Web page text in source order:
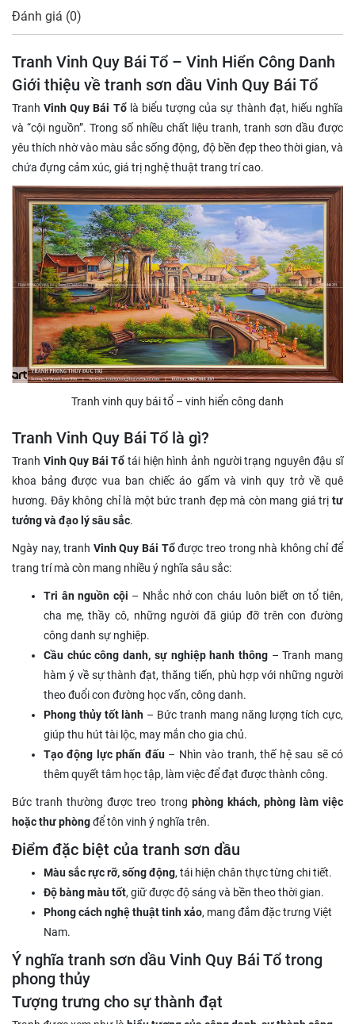
Đánh giá (0)
Tranh Vinh Quy Bái Tổ – Vinh Hiển Công Danh
Giới thiệu về tranh sơn dầu Vinh Quy Bái Tổ
TranhVinh Quy Bái Tổlà biểu tượng của sự thành đạt, hiếu nghĩa
và “cội nguồn”. Trong số nhiều chất liệu tranh, tranh sơn dầu được
yêu thích nhờ vào màu sắc sống động, độ bền đẹp theo thời gian, và
chứa đựng cảm xúc, giá trị nghệ thuật trang trí cao.
Tranh vinh quy bái tổ – vinh hiển công danh
Tranh Vinh Quy Bái Tổ là gì?
Tranh Vinh Quy Bái Tổ tái hiện hình ảnh người trạng nguyên đậu sĩ
khoa bảng được vua ban chiếc áo gấm và vinh quy trở về quê
hương. Đây không chỉ là một bức tranh đẹp mà còn mang giá trị tư
tưởng và đạo lý sâu sắc.
Ngày nay, tranh Vinh Quy Bái Tổđược treo trong nhà không chỉ để
trang trí mà còn mang nhiều ý nghĩa sâu sắc:
Tri ân nguồn cội – Nhắc nhở con cháu luôn biết ơn tổ tiên,
cha mẹ, thầy cô, những người đã giúp đỡ trên con đường
công danh sự nghiệp.
Cầu chúc công danh, sự nghiệp hanh thông– Tranh mang
hàm ý về sự thành đạt, thăng tiến, phù hợp với những người
theo đuổi con đường học vấn, công danh.
Phong thủy tốt lành – Bức tranh mang năng lượng tích cực,
giúp thu hút tài lộc, may mắn cho gia chủ.
Tạo động lực phấn đấu– Nhìn vào tranh, thế hệ sau sẽ có
thêm quyết tâm học tập, làm việc để đạt được thành công.
Bức tranh thường được treo trong phòng khách, phòng làm việc
hoặc thư phòngđể tôn vinh ý nghĩa trên.
Điểm đặc biệt của tranh sơn dầu
Màu sắc rực rỡ, sống động, tái hiện chân thực từng chi tiết.
Độ bàng màu tốt, giữ được độ sáng và bền theo thời gian.
Phong cách nghệ thuật tinh xảo, mang đắm đặc trưng Việt
Nam.
Ý nghĩa tranh sơn dầu Vinh Quy Bái Tổ trong
phong thủy
Tượng trưng cho sự thành đạt